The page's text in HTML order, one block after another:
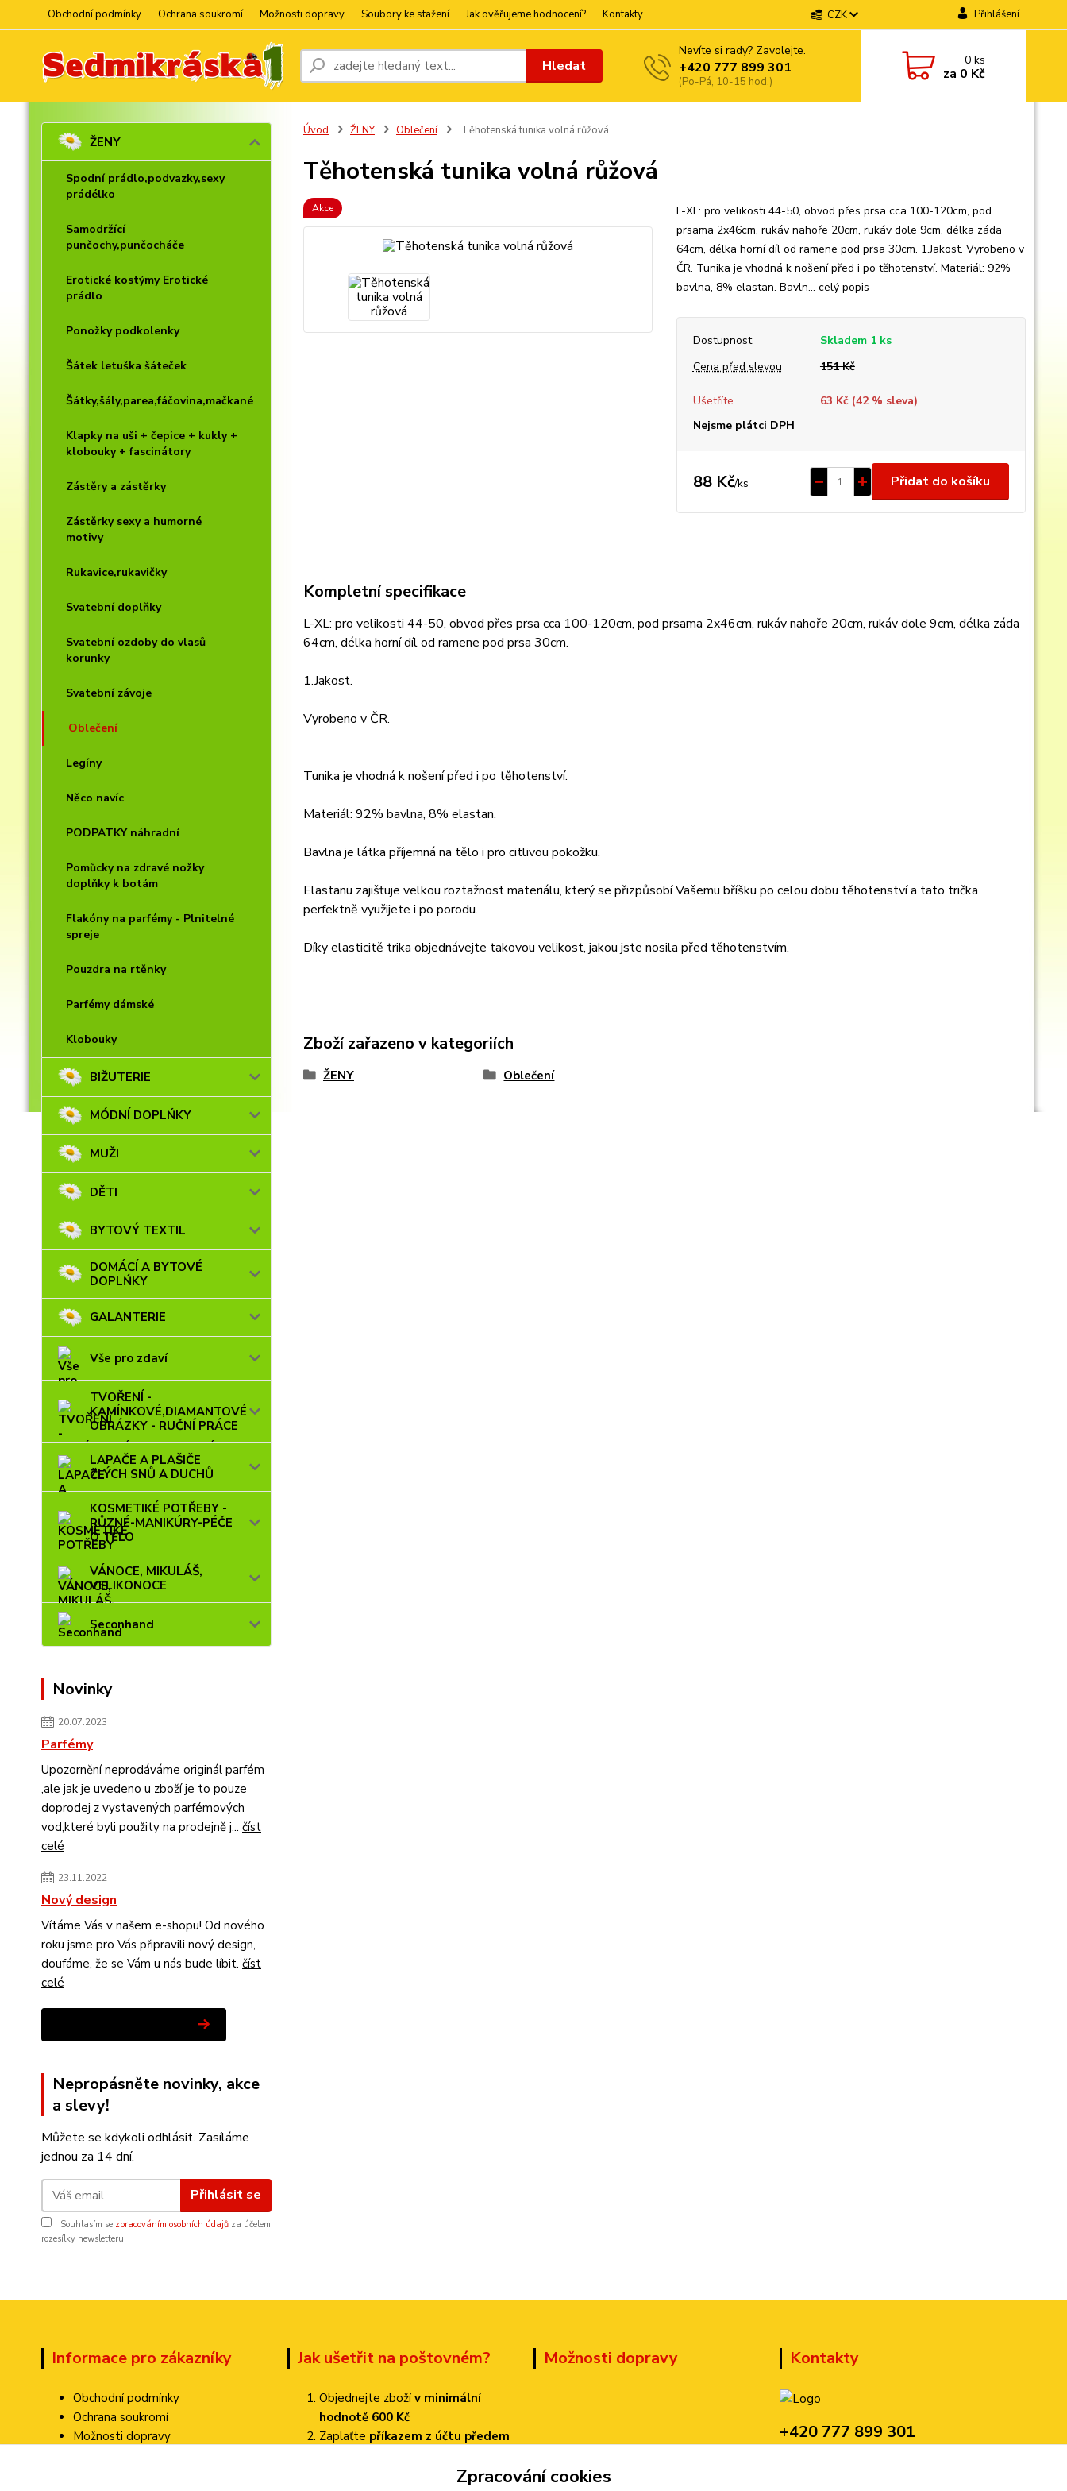
Obchodní podmínky Ochrana soukromí Možnosti dopravy Soubory ke stažení Jak ověřujeme hodnocení? Kontakty CZK Přihlášení
Hledat
Nevíte si rady? Zavolejte.
+420 777 899 301
(Po-Pá, 10-15 hod.)
0ks
za 0 Kč
ŽENY
Spodní prádlo,podvazky,sexy
prádélko
Samodržící
punčochy,punčocháče
Erotické kostýmy Erotické
prádlo
Ponožky podkolenky
Šátek letuška šáteček
Šátky,šály,parea,fáčovina,mačkané
Klapky na uši + čepice + kukly +
klobouky + fascinátory
Zástěry a zástěrky
Zástěrky sexy a humorné
motivy
Rukavice,rukavičky
Svatební doplňky
Svatební ozdoby do vlasů
korunky
Svatební závoje
Oblečení
Legíny
Něco navíc
PODPATKY náhradní
Pomůcky na zdravé nožky
doplňky k botám
Flakóny na parfémy - Plnitelné
spreje
Pouzdra na rtěnky
Parfémy dámské
Klobouky
BIŽUTERIE
MÓDNÍ DOPLŃKY
MUŽI
DĚTI
BYTOVÝ TEXTIL
DOMÁCÍ A BYTOVÉ
DOPLŃKY
GALANTERIE
Vše pro zdaví
TVOŘENÍ -
KAMÍNKOVÉ,DIAMANTOVÉ
OBRÁZKY - RUČNÍ PRÁCE
LAPAČE A PLAŠIČE
ZLÝCH SNŮ A DUCHŮ
KOSMETIKÉ POTŘEBY -
RŮZNÉ-MANIKÚRY-PÉČE
O TĚLO
VÁNOCE, MIKULÁŠ,
VELIKONOCE
Seconhand
Novinky
20.07.2023
Parfémy
Upozornění neprodáváme originál parfém
,ale jak je uvedeno u zboží je to pouze
doprodej z vystavených parfémových
vod,které byli použity na prodejně j... číst
celé
23.11.2022
Nový design
Vítáme Vás v našem e-shopu! Od nového
roku jsme pro Vás připravili nový design,
doufáme, že se Vám u nás bude líbit. číst
celé
Nepropásněte novinky, akce
a slevy!
Můžete se kdykoli odhlásit. Zasíláme
jednou za 14 dní.
Přihlásit se
Souhlasím se zpracováním osobních údajů za účelem
rozesílky newsletteru.
Úvod ŽENY Oblečení Těhotenská tunika volná růžová
Těhotenská tunika volná růžová
Akce
L-XL: pro velikosti 44-50, obvod přes prsa cca 100-120cm, pod
prsama 2x46cm, rukáv nahoře 20cm, rukáv dole 9cm, délka záda
64cm, délka horní díl od ramene pod prsa 30cm. 1.Jakost. Vyrobeno v
ČR. Tunika je vhodná k nošení před i po těhotenství. Materiál: 92%
bavlna, 8% elastan. Bavln... celý popis
Dostupnost
Skladem 1 ks
Cena před slevou
151 Kč
Ušetříte 63 Kč (42% sleva)
Nejsme plátci DPH
88 Kč/ks Přidat do košíku
Kompletní specifikace
L-XL: pro velikosti 44-50, obvod přes prsa cca 100-120cm, pod prsama 2x46cm, rukáv nahoře 20cm, rukáv dole 9cm, délka záda
64cm, délka horní díl od ramene pod prsa 30cm.
1.Jakost.
Vyrobeno v ČR.
Tunika je vhodná k nošení před i po těhotenství.
Materiál: 92% bavlna, 8% elastan.
Bavlna je látka příjemná na tělo i pro citlivou pokožku.
Elastanu zajišťuje velkou roztažnost materiálu, který se přizpůsobí Vašemu bříšku po celou dobu těhotenství a tato trička
perfektně využijete i po porodu.
Díky elasticitě trika objednávejte takovou velikost, jakou jste nosila před těhotenstvím.
Zboží zařazeno v kategoriích
ŽENY Oblečení
Informace pro zákazníky
Obchodní podmínky
Ochrana soukromí
Možnosti dopravy
Jak ušetřit na poštovném?
Objednejte zbožív minimální
hodnotě 600 Kč
Zaplaťte příkazem z účtu předem
pouze 70 Kč!
Možnosti dopravy Kontakty
+420 777 899 301
Zpracování cookies